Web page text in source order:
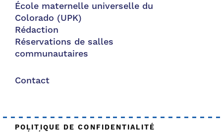
École maternelle universelle du
Colorado (UPK)
Rédaction
Réservations de salles
communautaires
Contact
POLITIQUE DE CONFIDENTIALITÉ